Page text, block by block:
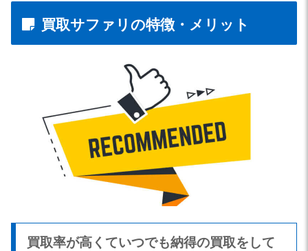
買取サファリの特徴・メリット
買取率が高くていつでも納得の買取をして